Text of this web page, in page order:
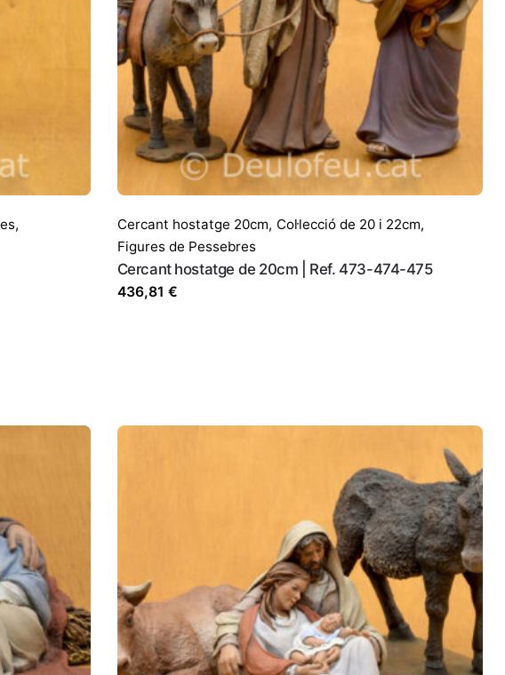
vegada que comenti.
,
Cercant hostatge 20cm, Col·lecció de 20 i 22cm,
Figures de Pessebres
Cercant hostatge de 20cm | Ref. 473-474-475
436,81 €